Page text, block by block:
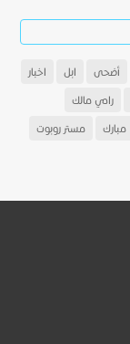
أضحى ابل
اخبار
رامي مالك
مبارك
مستر روبوت